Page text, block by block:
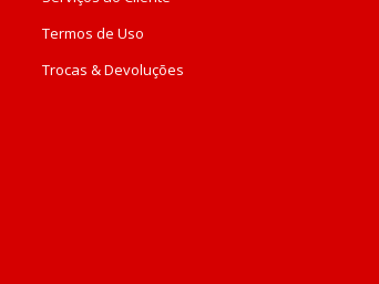
Termos de Uso
Trocas & Devoluções